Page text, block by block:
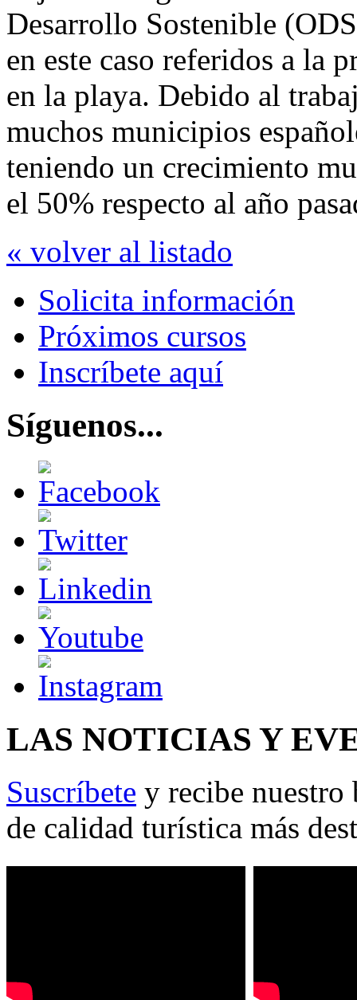
Desarrollo Sostenible
en este caso referidos a la
en la playa. Debido al
muchos municipios
teniendo un crecimiento
el 50% respecto al año
« volver al listado
Solicita información
Próximos cursos
Inscríbete aquí
Síguenos...
LAS NOTICIAS Y
Suscríbete y recibe nuestro
de calidad turística más